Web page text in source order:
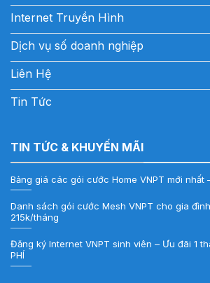
Internet Truyền Hình
Dịch vụ số doanh nghiệp
Liên Hệ
Tin Tức
TIN TỨC & KHUYẾN MÃI
Bảng giá các gói cước Home VNPT mới nhất
Danh sách gói cước Mesh VNPT cho gia
215k/tháng
Đăng ký Internet VNPT sinh viên – Ưu đãi 1
PHÍ